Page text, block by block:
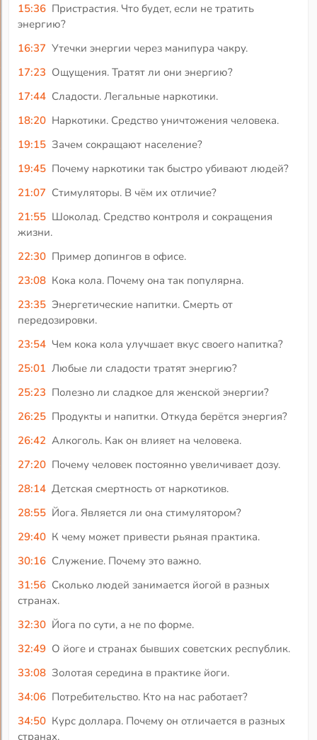
15:36 Пристрастия. Что будет, если не тратить
энергию?
16:37 Утечки энергии через манипура чакру.
17:23 Ощущения. Тратят ли они энергию?
17:44 Сладости. Легальные наркотики.
18:20 Наркотики. Средство уничтожения человека.
19:15 Зачем сокращают население?
19:45 Почему наркотики так быстро убивают людей?
21:07 Стимуляторы. В чём их отличие?
21:55 Шоколад. Средство контроля и сокращения
жизни.
22:30 Пример допингов в офисе.
23:08 Кока кола. Почему она так популярна.
23:35 Энергетические напитки. Смерть от
передозировки.
23:54 Чем кока кола улучшает вкус своего напитка?
25:01 Любые ли сладости тратят энергию?
25:23 Полезно ли сладкое для женской энергии?
26:25 Продукты и напитки. Откуда берётся энергия?
26:42 Алкоголь. Как он влияет на человека.
27:20 Почему человек постоянно увеличивает дозу.
28:14 Детская смертность от наркотиков.
28:55 Йога. Является ли она стимулятором?
29:40 К чему может привести рьяная практика.
30:16 Служение. Почему это важно.
31:56 Сколько людей занимается йогой в разных
странах.
32:30 Йога по сути, а не по форме.
32:49 О йоге и странах бывших советских республик.
33:08 Золотая середина в практике йоги.
34:06 Потребительство. Кто на нас работает?
34:50 Курс доллара. Почему он отличается в разных
странах.